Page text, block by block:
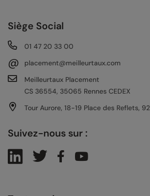
Siège Social
01 47 20 33 00
@
placement@meilleurtaux.com
Meilleurtaux Placement
CS 36554, 35065 Rennes CEDEX
Tour Aurore, 18-19 Place des Reflets,
Suivez-nous sur :